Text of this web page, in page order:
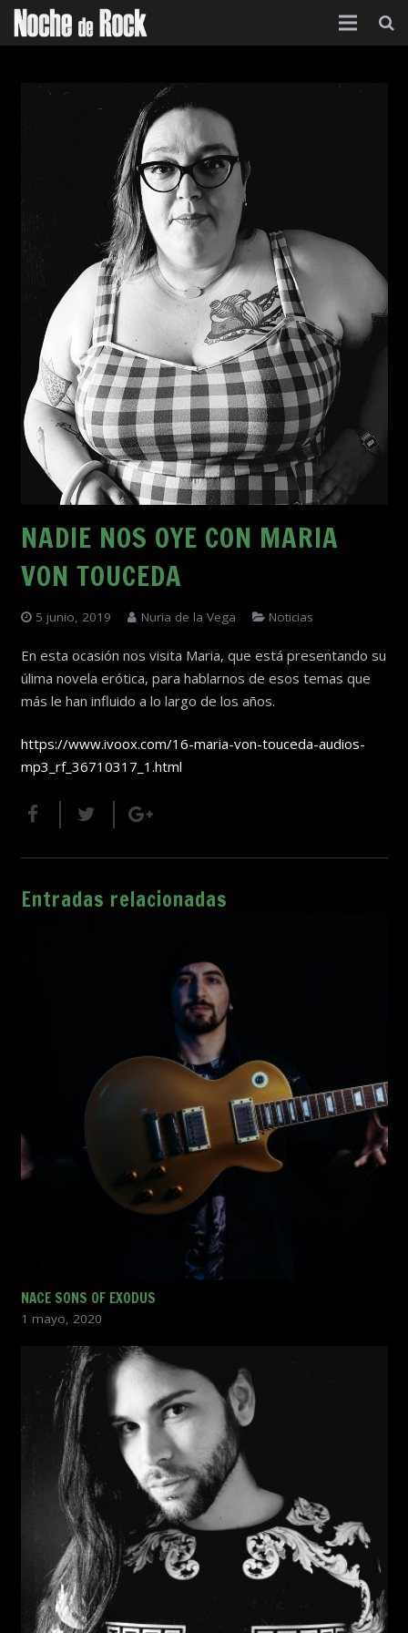
Contacto
NADIE NOS OYE CON MARIA
VON TOUCEDA
5 junio, 2019 Nuria de la Vega Noticias
En esta ocasión nos visita Maria, que está presentando su
úlima novela erótica, para hablarnos de esos temas que
más le han influido a lo largo de los años.
https://www.ivoox.com/16-maria-von-touceda-audios-
mp3_rf_36710317_1.html
Entradas relacionadas
NACE SONS OF EXODUS
1 mayo, 2020